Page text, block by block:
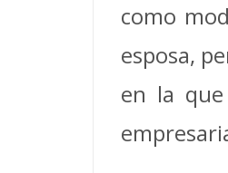
como
esposa,
en la